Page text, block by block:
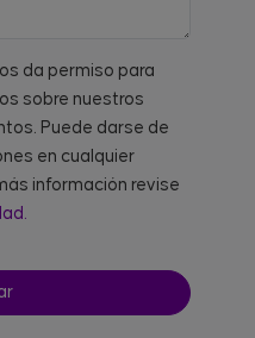
da permiso para
sobre nuestros
Puede darse de
en cualquier
información revise